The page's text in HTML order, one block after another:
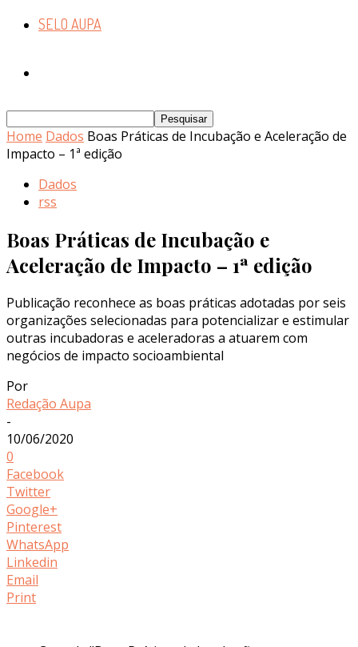
SELO AUPA
Home Dados Boas Práticas de Incubação e Aceleração de
Impacto – 1ª edição
Dados
rss
Boas Práticas de Incubação e
Aceleração de Impacto – 1ª edição
Publicação reconhece as boas práticas adotadas por seis
organizações selecionadas para potencializar e estimular
outras incubadoras e aceleradoras a atuarem com
negócios de impacto socioambiental
Por
Redação Aupa
-
10/06/2020
0
Facebook
Twitter
Google+
Pinterest
WhatsApp
Linkedin
Email
Print